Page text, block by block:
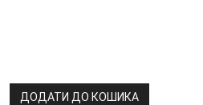
ДОДАТИ ДО КОШИКА